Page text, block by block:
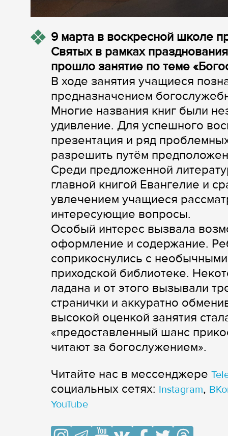
9 марта в воскресной школе
Святых в рамках
прошло занятие по теме
В ходе занятия учащиеся
предназначением
Многие названия книг были
удивление. Для успешного
презентация и ряд
разрешить путём
Среди предложенной
главной книгой Евангелие и
увлечением учащиеся
интересующие вопросы.
Особый интерес вызвала
оформление и содержание.
соприкоснулись с
приходской библиотеке.
ладана и от этого вызывали
странички и аккуратно
высокой оценкой занятия
«предоставленный шанс
читают за богослужением».
Читайте нас в мессенджере
cоциальных сетях: Instagram,
YouTube